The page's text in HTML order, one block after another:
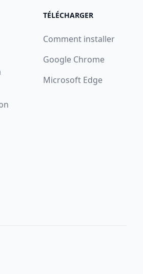
TÉLÉCHARGER
Comment installer
Google Chrome
Microsoft Edge